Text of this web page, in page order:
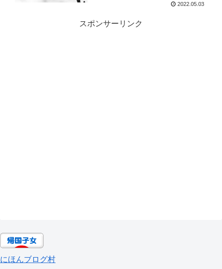
2022.05.03
スポンサーリンク
にほんブログ村